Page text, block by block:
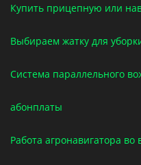
Купить прицепную или
Выбираем жатку для
Система параллельного
абонплаты
Работа агронавигатора